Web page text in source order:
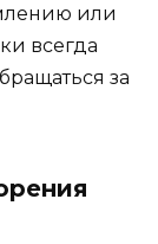
или
всегда
за